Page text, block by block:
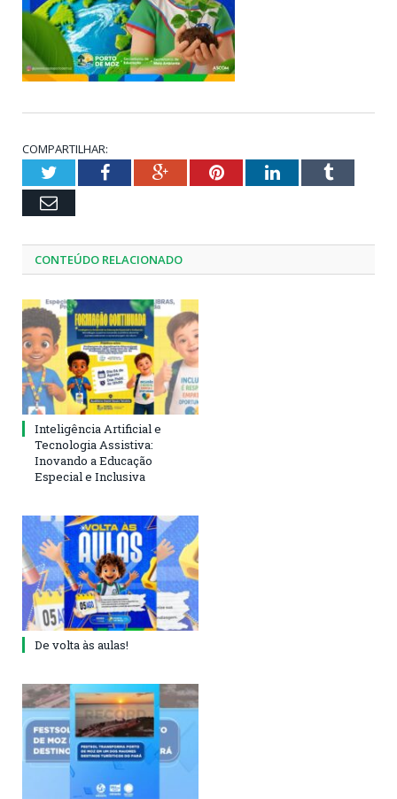
COMPARTILHAR:
TwitterFacebookGoogle+PinterestLinkedInTumblr
Email
CONTEÚDO RELACIONADO
Inteligência Artificial e
Tecnologia Assistiva:
Inovando a Educação
Especial e Inclusiva
De volta às aulas!